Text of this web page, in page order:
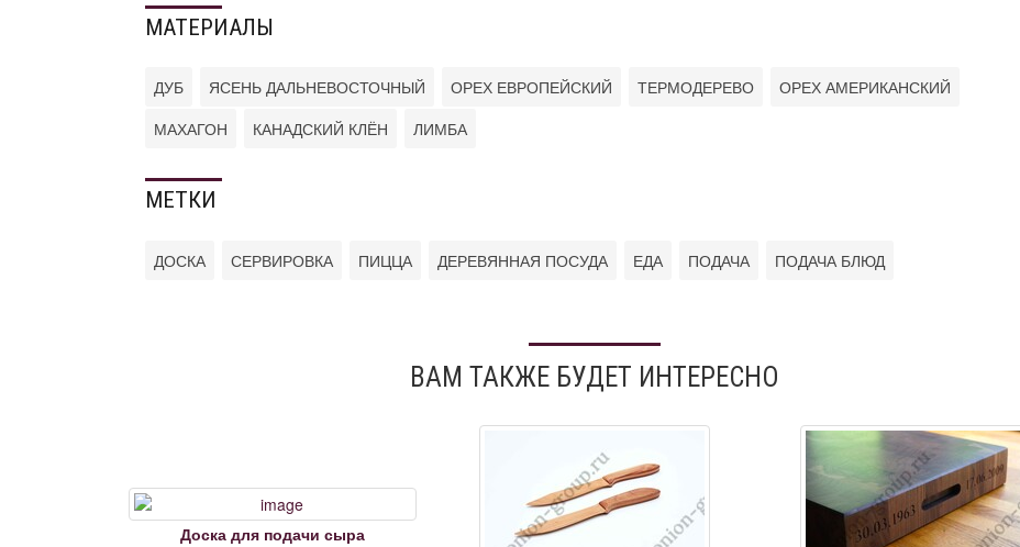
МАТЕРИАЛЫ
ДУБ ЯСЕНЬ ДАЛЬНЕВОСТОЧНЫЙ ОРЕХ ЕВРОПЕЙСКИЙ ТЕРМОДЕРЕВО
ОРЕХ АМЕРИКАНСКИЙ
МАХАГОН
КАНАДСКИЙ КЛЁН ЛИМБА
МЕТКИ
ДОСКА СЕРВИРОВКА ПИЦЦА ДЕРЕВЯННАЯ ПОСУДА ЕДА ПОДАЧА ПОДАЧА БЛЮД
ВАМ ТАКЖЕ БУДЕТ ИНТЕРЕСНО
Доска для подачи сыра